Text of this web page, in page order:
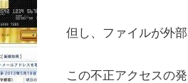
但し、ファイルが外
この不正アクセスの